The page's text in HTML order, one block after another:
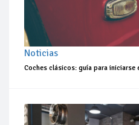
Noticias
Coches clásicos: guía para iniciarse